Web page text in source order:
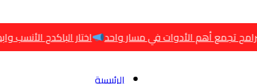
الأدوات في مسار واحد اختار الباكدج الأنسب وابدأ مسارك صح
الرئيسية